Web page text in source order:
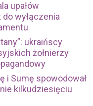
upałów
wyłączenia
ukraińscy
żołnierzy
i Sumę spowodował
kilkudziesięciu